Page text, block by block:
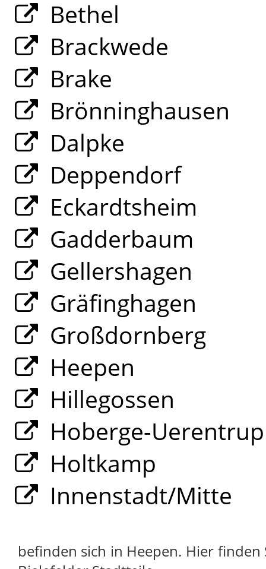
Bethel
Brackwede
Brake
Brönninghausen
Dalpke
Deppendorf
Eckardtsheim
Gadderbaum
Gellershagen
Gräfinghagen
Großdornberg
Heepen
Hillegossen
Hoberge-Uerentrup
Holtkamp
Innenstadt/Mitte
befinden sich in Heepen. Hier